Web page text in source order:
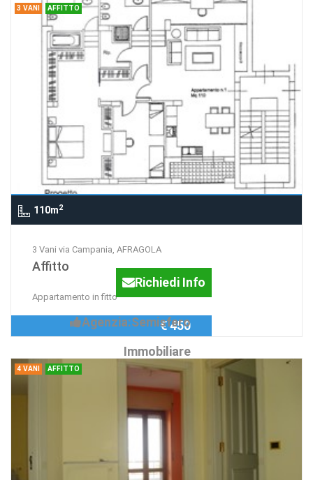
3 VANI AFFITTO
110m2
3 Vani via Campania, AFRAGOLA
Affitto
Appartamento in fitto
Richiedi Info
Agenzia:Semisfero
Immobiliare
€ 450
4 VANI AFFITTO